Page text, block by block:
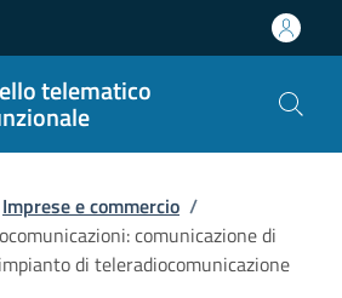
telematico
Imprese e commercio /
comunicazione di
di teleradiocomunicazione